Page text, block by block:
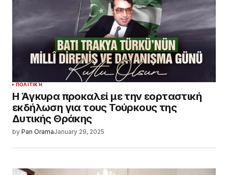
ΠΟΛΙΤΙΚΉ
Η Άγκυρα προκαλεί με την εορταστική
εκδήλωση για τους Τούρκους της
Δυτικής Θράκης
by Pan OramaJanuary 29, 2025